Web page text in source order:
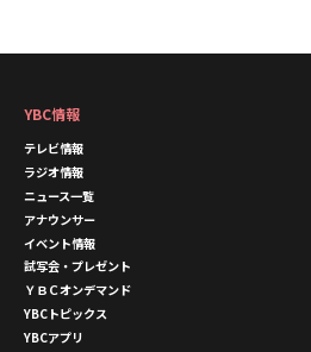
YBC情報
テレビ情報
ラジオ情報
ニュース一覧
アナウンサー
イベント情報
試写会・プレゼント
ＹＢＣオンデマンド
YBCトピックス
YBCアプリ